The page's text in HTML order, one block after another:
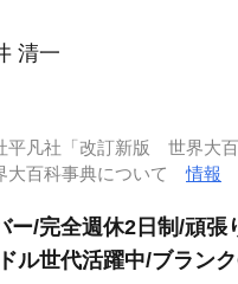
清一
平凡社「改訂新版 世界大百
大百科事典について情報
ー/完全週休2日制/頑張
ル世代活躍中/ブラン